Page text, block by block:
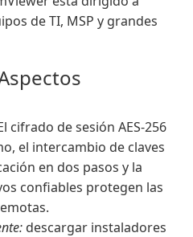
de TI, MSP y grandes
cifrado de sesión AES-256
el intercambio de claves
en dos pasos y la
confiables protegen las
descargar instaladores